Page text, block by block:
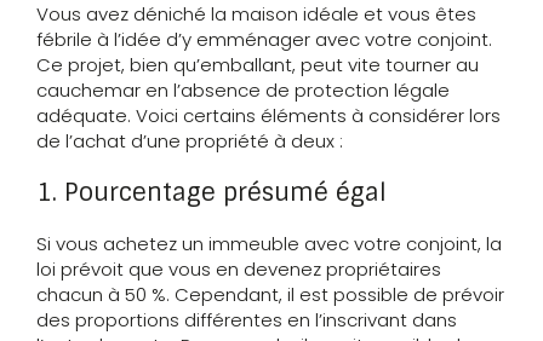
Vous avez déniché la maison idéale et vous êtes
fébrile à l’idée d’y emménager avec votre conjoint.
Ce projet, bien qu’emballant, peut vite tourner au
cauchemar en l’absence de protection légale
adéquate. Voici certains éléments à considérer lors
de l’achat d’une propriété à deux :
1. Pourcentage présumé égal
Si vous achetez un immeuble avec votre conjoint, la
loi prévoit que vous en devenez propriétaires
chacun à 50 %. Cependant, il est possible de prévoir
des proportions différentes en l’inscrivant dans